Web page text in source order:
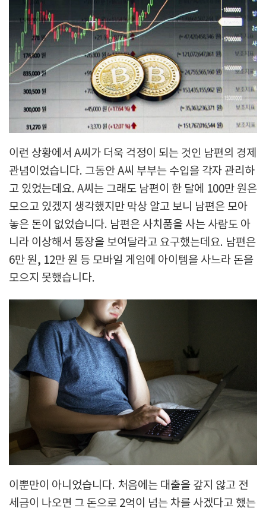
이런 상황에서 A씨가 더욱 걱정이 되는 것인 남편의 경제
관념이었습니다. 그동안 A씨 부부는 수입을 각자 관리하
고 있었는데요. A씨는 그래도 남편이 한 달에 100만 원은
모으고 있겠지 생각했지만 막상 알고 보니 남편은 모아
놓은 돈이 없었습니다. 남편은 사치품을 사는 사람도 아
니라 이상해서 통장을 보여달라고 요구했는데요. 남편은
6만 원, 12만 원 등 모바일 게임에 아이템을 사느라 돈을
모으지 못했습니다.
이뿐만이 아니었습니다. 처음에는 대출을 갚지 않고 전
세금이 나오면 그 돈으로 2억이 넘는 차를 사겠다고 했는